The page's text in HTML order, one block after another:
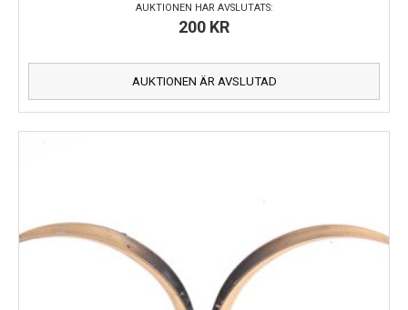
AUKTIONEN HAR AVSLUTATS:
200 KR
AUKTIONEN ÄR AVSLUTAD